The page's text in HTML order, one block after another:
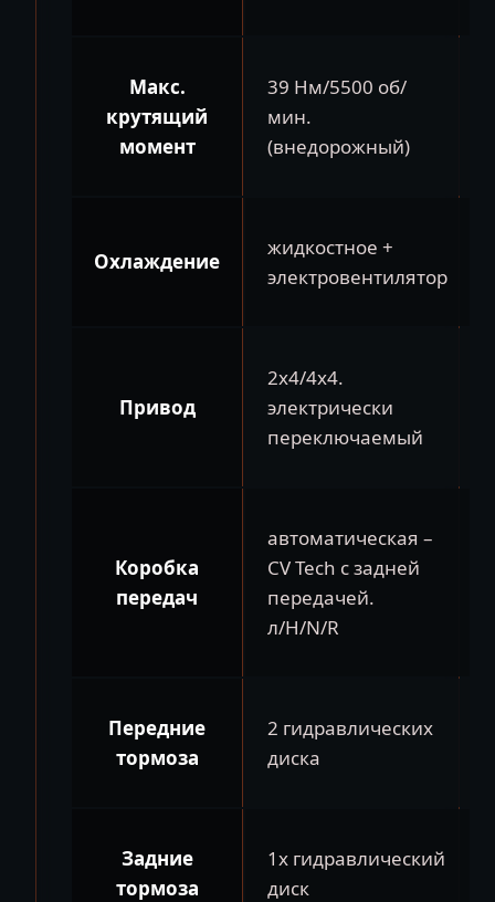
Макс.
крутящий
момент
39 Нм/5500 об/
мин.
(внедорожный)
Охлаждение
жидкостное +
электровентилятор
Привод
2х4/4х4.
электрически
переключаемый
Коробка
передач
автоматическая –
CV Tech с задней
передачей.
л/H/N/R
Передние
тормоза
2 гидравлических
диска
Задние
тормоза
1x гидравлический
диск